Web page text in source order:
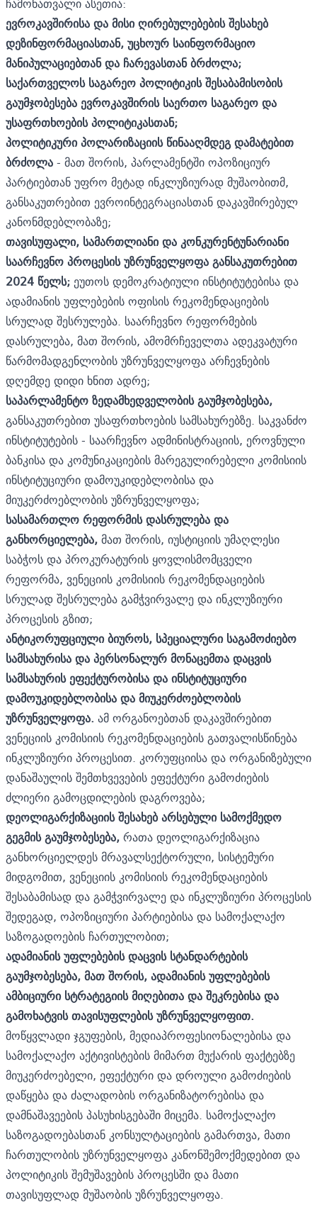
ევროკავშირისა და მისი ღირებულებების შესახებ
დეზინფორმაციასთან, უცხოურ საინფორმაციო
მანიპულაციებთან და ჩარევასთან ბრძოლა;
საქართველოს საგარეო პოლიტიკის შესაბამისობის
გაუმჯობესება ევროკავშირის საერთო საგარეო და
უსაფრთხოების პოლიტიკასთან;
პოლიტიკური პოლარიზაციის წინააღმდეგ დამატებით
ბრძოლა- მათ შორის, პარლამენტში ოპოზიციურ
პარტიებთან უფრო მეტად ინკლუზიურად მუშაობითმ,
განსაკუთრებით ევროინტეგრაციასთან დაკავშირებულ
კანონმდებლობაზე;
თავისუფალი, სამართლიანი და კონკურენტუნარიანი
საარჩევნო პროცესის უზრუნველყოფა განსაკუთრებით
2024 წელს;ეუთოს დემოკრატიული ინსტიტუტებისა და
ადამიანის უფლებების ოფისის რეკომენდაციების
სრულად შესრულება. საარჩევნო რეფორმების
დასრულება, მათ შორის, ამომრჩეველთა ადეკვატური
წარმომადგენლობის უზრუნველყოფა არჩევნების
დღემდე დიდი ხნით ადრე;
საპარლამენტო ზედამხედველობის გაუმჯობესება,
განსაკუთრებით უსაფრთხოების სამსახურებზე. საკვანძო
ინსტიტუტების - საარჩევნო ადმინისტრაციის, ეროვნული
ბანკისა და კომუნიკაციების მარეგულირებელი კომისიის
ინსტიტუციური დამოუკიდებლობისა და
მიუკერძოებლობის უზრუნველყოფა;
სასამართლო რეფორმის დასრულება და
განხორციელება,მათ შორის, იუსტიციის უმაღლესი
საბჭოს და პროკურატურის ყოვლისმომცველი
რეფორმა, ვენეციის კომისიის რეკომენდაციების
სრულად შესრულება გამჭვირვალე და ინკლუზიური
პროცესის გზით;
ანტიკორუფციული ბიუროს, სპეციალური საგამოძიებო
სამსახურისა და პერსონალურ მონაცემთა დაცვის
სამსახურის ეფექტურობისა და ინსტიტუციური
დამოუკიდებლობისა და მიუკერძოებლობის
უზრუნველყოფა. ამ ორგანოებთან დაკავშირებით
ვენეციის კომისიის რეკომენდაციების გათვალისწინება
ინკლუზიური პროცესით. კორუფციისა და ორგანიზებული
დანაშაულის შემთხვევების ეფექტური გამოძიების
ძლიერი გამოცდილების დაგროვება;
დეოლიგარქიზაციის შესახებ არსებული სამოქმედო
გეგმის გაუმჯობესება,რათა დეოლიგარქიზაცია
განხორციელდეს მრავალსექტორული, სისტემური
მიდგომით, ვენეციის კომისიის რეკომენდაციების
შესაბამისად და გამჭვირვალე და ინკლუზიური პროცესის
შედეგად, ოპოზიციური პარტიებისა და სამოქალაქო
საზოგადოების ჩართულობით;
ადამიანის უფლებების დაცვის სტანდარტების
გაუმჯობესება, მათ შორის, ადამიანის უფლებების
ამბიციური სტრატეგიის მიღებითა და შეკრებისა და
გამოხატვის თავისუფლების უზრუნველყოფით.
მოწყვლადი ჯგუფების, მედიაპროფესიონალებისა და
სამოქალაქო აქტივისტების მიმართ მუქარის ფაქტებზე
მიუკერძოებელი, ეფექტური და დროული გამოძიების
დაწყება და ძალადობის ორგანიზატორებისა და
დამნაშავეების პასუხისგებაში მიცემა. სამოქალაქო
საზოგადოებასთან კონსულტაციების გამართვა, მათი
ჩართულობის უზრუნველყოფა კანონშემოქმედებით და
პოლიტიკის შემუშავების პროცესში და მათი
თავისუფლად მუშაობის უზრუნველყოფა.